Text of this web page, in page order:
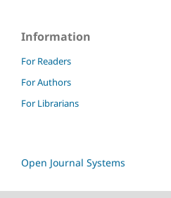
Information
For Readers
For Authors
For Librarians
Open Journal Systems